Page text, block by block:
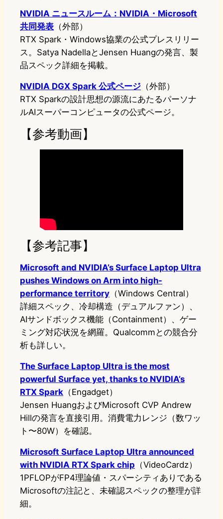
NVIDIA ニュースルーム：NVIDIA・Microsoft
共同発表 （外部）
RTX Spark・Windows協業の公式プレスリリー
ス。Satya NadellaとJensen Huangの発言、製
品スペック詳細を掲載。
NVIDIA DGX Spark 公式ページ （外部）
RTX Sparkの設計思想の源流にあたるパーソナ
ルAIスーパーコンピュータの公式ページ。
【参考動画】
【参考記事】
Microsoft and NVIDIA’s Surface Laptop Ultra
pushes Windows on Arm into high-
performance territory （Windows Central）
詳細スペック、冷却構造（デュアルファン）、
AIサンドボックス機能（Containment）、ゲー
ミング対応状況を網羅。Qualcommとの競合分
析も詳しい。
The Surface Laptop Ultra is the most
powerful Surface yet, thanks to NVIDIA’s
RTX Spark （Engadget）
Jensen HuangおよびMicrosoft CVP Andrew
Hillの発言を直接引用。消費電力レンジ（数ワッ
ト〜80W）を確認。
Microsoft Surface Laptop Ultra announced
with NVIDIA RTX Spark chip （VideoCardz）
1PFLOPがFP4理論値・スパーシティありである
Microsoftの注記と、未確認スペックの整理が詳
細。